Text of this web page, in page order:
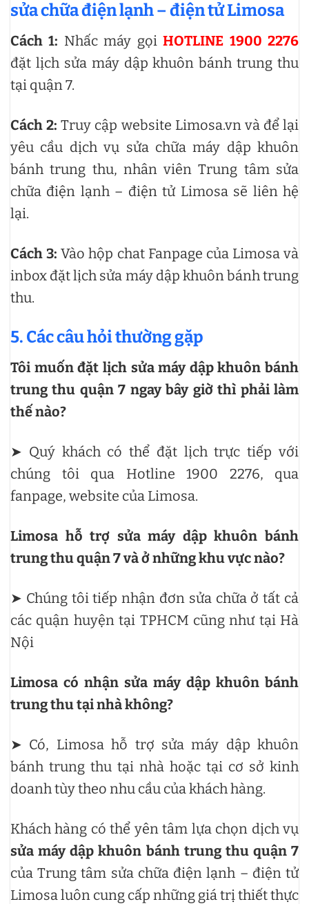
sửa chữa điện lạnh – điện tử Limosa
Cách 1: Nhấc máy gọiHOTLINE 1900 2276
đặt lịch sửa máy dập khuôn bánh trung thu
tại quận 7.
Cách 2:Truy cập website Limosa.vn và để lại
yêu cầu dịch vụ sửa chữa máy dập khuôn
bánh trung thu, nhân viên Trung tâm sửa
chữa điện lạnh – điện tử Limosa sẽ liên hệ
lại.
Cách 3: Vào hộp chat Fanpage của Limosa và
inbox đặt lịch sửa máy dập khuôn bánh trung
thu.
5. Các câu hỏi thường gặp
Tôi muốn đặt lịch sửa máy dập khuôn bánh
trung thu quận 7 ngay bây giờ thì phải làm
thế nào?
➤ Quý khách có thể đặt lịch trực tiếp với
chúng tôi qua Hotline 1900 2276, qua
fanpage, website của Limosa.
Limosa hỗ trợ sửa máy dập khuôn bánh
trung thu quận 7 và ở những khu vực nào?
➤ Chúng tôi tiếp nhận đơn sửa chữa ở tất cả
các quận huyện tại TPHCM cũng như tại Hà
Nội
Limosa có nhận sửa máy dập khuôn bánh
trung thu tại nhà không?
➤ Có, Limosa hỗ trợ sửa máy dập khuôn
bánh trung thu tại nhà hoặc tại cơ sở kinh
doanh tùy theo nhu cầu của khách hàng.
Khách hàng có thể yên tâm lựa chọn dịch vụ
sửa máy dập khuôn bánh trung thu quận 7
của Trung tâm sửa chữa điện lạnh – điện tử
Limosa luôn cung cấp những giá trị thiết thực